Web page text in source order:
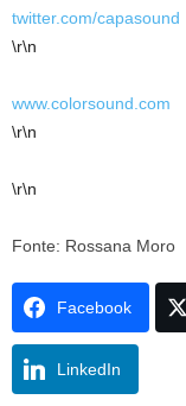
twitter.com/capasound
\r\n
www.colorsound.com
\r\n
\r\n
Fonte: Rossana Moro
Facebook
LinkedIn